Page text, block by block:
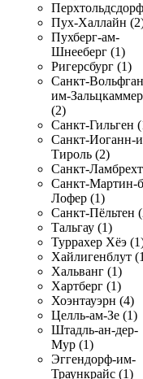
Пух-Халлайн
Пухберг-ам-
Шнееберг (1)
Ригерсбург (1)
Санкт-
им-
(2)
Санкт-Гильген
Санкт-Иоганн-
Тироль (2)
Санкт-
Санкт-Мартин-
Лофер (1)
Санкт-Пёльтен
Тальгау (1)
Туррахер Хёэ
Хайлигенблут
Хальванг (1)
Хартберг (1)
Хоэнтауэрн (4)
Целль-ам-Зе (1)
Штадль-ан-дер-
Мур (1)
Эггендорф-им-
Траункрайс (1)